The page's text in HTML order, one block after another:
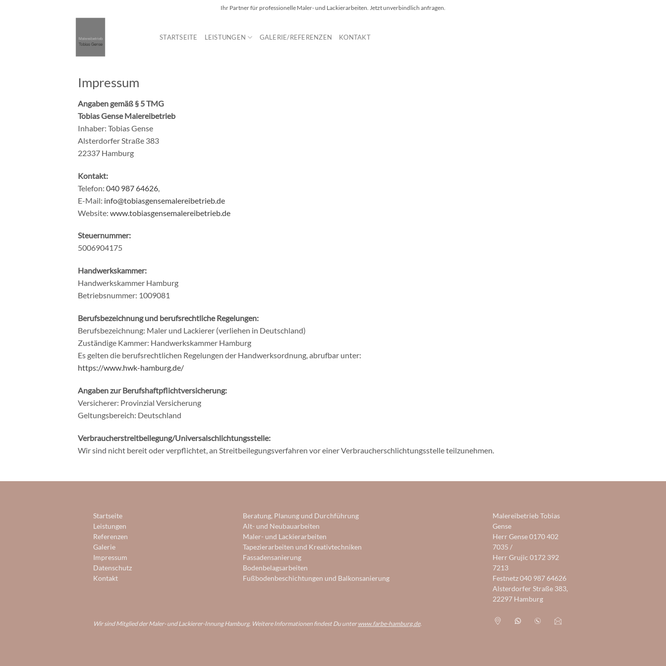
Ihr Partner für professionelle Maler- und Lackierarbeiten. Jetzt unverbindlich anfragen.
STARTSEITE LEISTUNGEN GALERIE/REFERENZEN KONTAKT
Impressum
Angaben gemäß § 5 TMG
Tobias Gense Malereibetrieb
Inhaber: Tobias Gense
Alsterdorfer Straße 383
22337 Hamburg
Kontakt:
Telefon: 040 987 64626
E-Mail: info@tobiasgensemalereibetrieb.de
Website: www.tobiasgensemalereibetrieb.de
Steuernummer:
5006904175
Handwerkskammer:
Handwerkskammer Hamburg
Betriebsnummer: 1009081
Berufsbezeichnung und berufsrechtliche Regelungen:
Berufsbezeichnung: Maler und Lackierer (verliehen in Deutschland)
Zuständige Kammer: Handwerkskammer Hamburg
Es gelten die berufsrechtlichen Regelungen der Handwerksordnung, abrufbar unter:
https://www.hwk-hamburg.de/
Angaben zur Berufshaftpflichtversicherung:
Versicherer: Provinzial Versicherung
Geltungsbereich: Deutschland
Verbraucherstreitbeilegung/Universalschlichtungsstelle:
Wir sind nicht bereit oder verpflichtet, an Streitbeilegungsverfahren vor einer Verbraucherschlichtungsstelle teilzunehmen.
Startseite
Leistungen
Referenzen
Galerie
Impressum
Datenschutz
Kontakt
Beratung, Planung und Durchführung
Alt- und Neubauarbeiten
Maler- und Lackierarbeiten
Tapezierarbeiten und Kreativtechniken
Fassadensanierung
Bodenbelagsarbeiten
Fußbodenbeschichtungen und Balkonsanierung
Malereibetrieb Tobias
Gense
Herr Gense0170 402
7035 /
Herr Grujic0172 392
7213
Festnetz040 987 64626
Alsterdorfer Straße 383,
22297 Hamburg
Wir sind Mitglied der Maler- und Lackierer-Innung Hamburg. Weitere Informationen findest Du unterwww.farbe-hamburg.de.